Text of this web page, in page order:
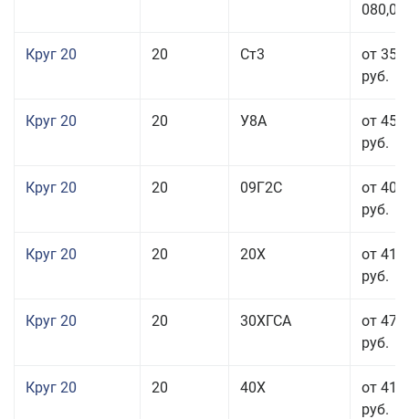
080,00
Круг 20 20 Ст3
от 35
руб.
Круг 20 20 У8А
от 45
руб.
Круг 20 20 09Г2С
от 40
руб.
Круг 20 20 20Х
от 41
руб.
Круг 20 20 30ХГСА
от 47
руб.
Круг 20 20 40Х
от 41
руб.